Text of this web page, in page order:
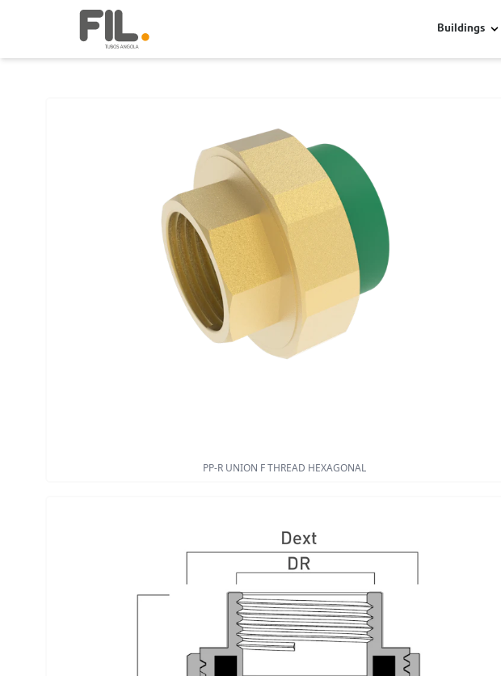
Buildings
PP-R UNION F THREAD HEXAGONAL